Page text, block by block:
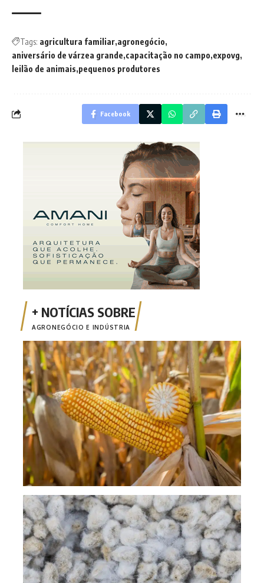
Tags: agricultura familiar agronegócio
aniversário de várzea grande capacitação no campo expovg
leilão de animais pequenos produtores
Facebook
AGRONEGÓCIO E INDÚSTRIA